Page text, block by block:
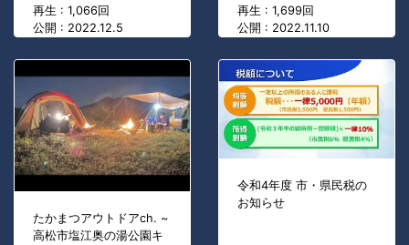
再生 : 1,066回
公開 : 2022.12.5
再生 : 1,699回
公開 : 2022.11.10
たかまつアウトドアch. ~
高松市塩江奥の湯公園キ
令和4年度 市・県民税の
お知らせ